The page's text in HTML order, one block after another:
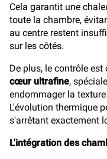
Cela garantit une
toute la chambre,
au centre restent
sur les côtés.
De plus, le contrôle est
cœur ultrafine,
endommager la
L'évolution thermique
s'arrêtant exactement
L'intégration des